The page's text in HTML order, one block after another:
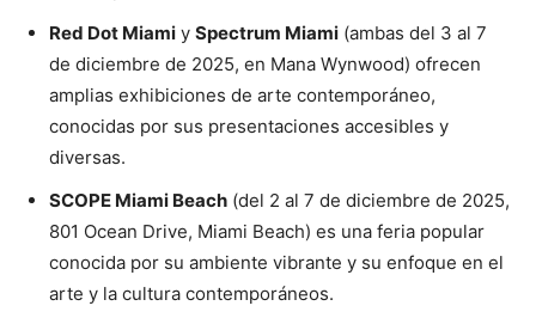
Red Dot Miami y Spectrum Miami (ambas del 3 al 7
de diciembre de 2025, en Mana Wynwood) ofrecen
amplias exhibiciones de arte contemporáneo,
conocidas por sus presentaciones accesibles y
diversas.
SCOPE Miami Beach (del 2 al 7 de diciembre de 2025,
801 Ocean Drive, Miami Beach) es una feria popular
conocida por su ambiente vibrante y su enfoque en el
arte y la cultura contemporáneos.